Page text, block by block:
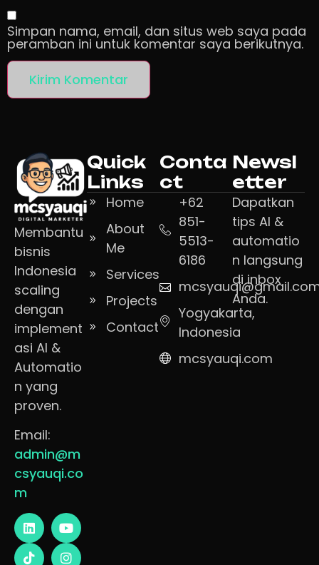
Simpan nama, email, dan situs web saya pada
peramban ini untuk komentar saya berikutnya.
Membantu
bisnis
Indonesia
scaling
dengan
implement
asi AI &
Automatio
n yang
proven.
Email:
admin@m
csyauqi.co
m
Quick
Links
Home
About
Me
Services
Projects
Contact
Conta
ct
+62
851-
5513-
6186
Yogyakarta,
Indonesia
mcsyauqi.com
Newsl
etter
Dapatkan
tips AI &
automatio
n langsung
di inbox
Anda.